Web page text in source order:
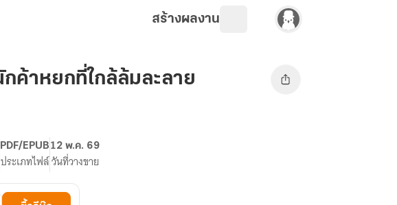
สร้างผลงาน
กค้าหยกที่ใกล้ล้มละลาย
PDF/EPUB
ประเภทไฟล์
12 พ.ค. 69
วันที่วางขาย